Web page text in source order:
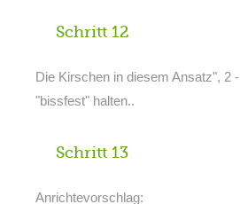
Schritt 12
Die Kirschen in diesem Ansatz", 2
"bissfest" halten..
Schritt 13
Anrichtevorschlag: